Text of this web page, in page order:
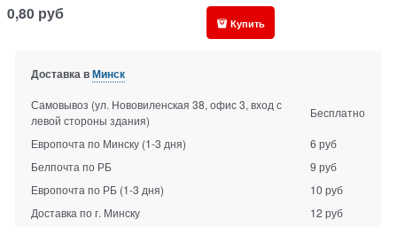
0,80 руб Купить
Доставка вМинск
Самовывоз (ул. Нововиленская 38, офис 3, вход с
левой стороны здания)
Бесплатно
Европочта по Минску (1-3 дня)
6 руб
Белпочта по РБ
9 руб
Европочта по РБ (1-3 дня)
10 руб
Доставка по г. Минску
12 руб